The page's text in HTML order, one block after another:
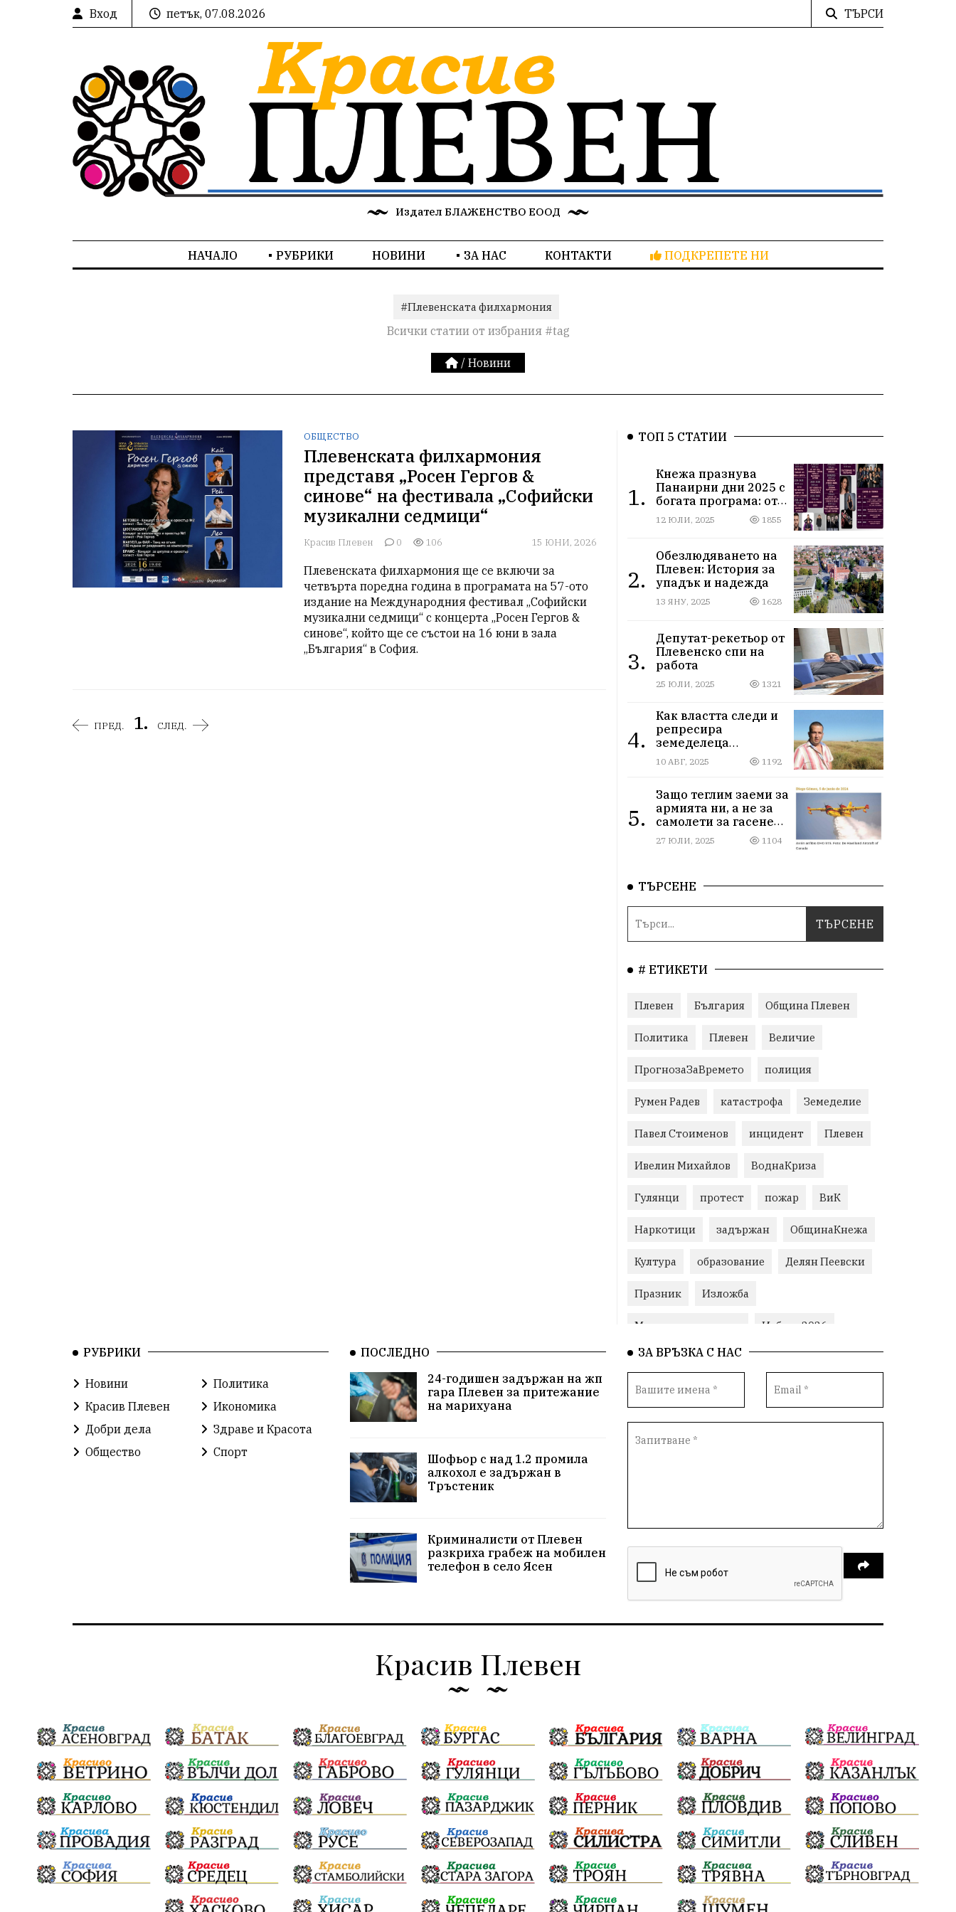
Вход петък, 07.08.2026 ТЪРСИ
Издател БЛАЖЕНСТВО ЕООД
НАЧАЛО РУБРИКИ НОВИНИ ЗА НАС КОНТАКТИ ПОДКРЕПЕТЕ НИ
#Плевенската филхармония
Всички статии от избрания #tag
/ Новини
ОБЩЕСТВО
Плевенската филхармония
представя „Росен Гергов &
синове“ на фестивала „Софийски
музикални седмици“
Красив Плевен 0 106 15 ЮНИ, 2026
Плевенската филхармония ще се включи за
четвърта поредна година в програмата на 57-ото
издание на Международния фестивал „Софийски
музикални седмици“ с концерта „Росен Гергов &
синове“, който ще се състои на 16 юни в зала
„България“ в София.
ПРЕД. 1. СЛЕД.
ТОП 5 СТАТИИ
1.
Кнежа празнува
Панаирни дни 2025 с
богата програма: от
спортни турнири до
концерти под
12 ЮЛИ, 2025 1855
2.
Обезлюдяването на
Плевен: История за
упадък и надежда
13 ЯНУ, 2025 1628
3.
Депутат-рекетьор от
Плевенско спи на
работа
25 ЮЛИ, 2025 1321
4.
Как властта следи и
репресира
земеделеца
Илчовски
10 АВГ, 2025 1192
5.
Защо теглим заеми за
армията ни, а не за
самолети за гасене
на пожари
27 ЮЛИ, 2025 1104
ТЪРСЕНЕ
# ЕТИКЕТИ
Плевен България Община Плевен
Политика Плевен Величие
ПрогнозаЗаВремето полиция
Румен Радев катастрофа Земеделие
Павел Стоименов инцидент Плевен
Ивелин Михайлов ВоднаКриза
Гулянци протест пожар ВиК
Наркотици задържан ОбщинаКнежа
Култура образование Делян Пеевски
Празник Изложба
Министерски съвет Избори2026
Корупция воден режим
ЛетниПожари ОбластПлевен
ученици ремонти Красив Плевен
Ивелин Михайлов инфраструктура
здравеопазване задържани
Народно събрание прокуратура
Бюджет2026 Плевенско Новини
Традиции Избори Фолклор
Концерти спорт ПТП ГДБОП
Финансиране Купуване на гласове
Разследване
РУБРИКИ
Новини
Политика
Красив Плевен
Икономика
Добри дела
Здраве и Красота
Общество
Спорт
ПОСЛЕДНО
24-годишен задържан на жп
гара Плевен за притежание
на марихуана
Шофьор с над 1.2 промила
алкохол е задържан в
Тръстеник
Криминалисти от Плевен
разкриха грабеж на мобилен
телефон в село Ясен
ЗА ВРЪЗКА С НАС
Красив Плевен